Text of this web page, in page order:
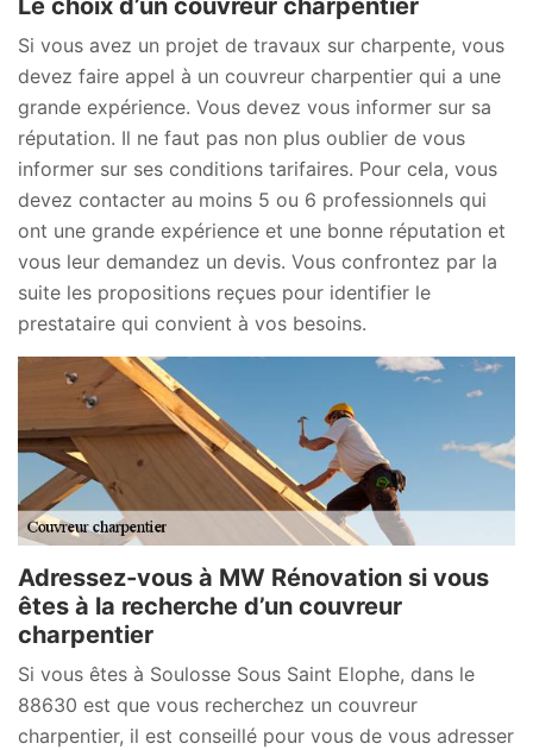
Le choix d’un couvreur charpentier
Si vous avez un projet de travaux sur charpente, vous
devez faire appel à un couvreur charpentier qui a une
grande expérience. Vous devez vous informer sur sa
réputation. Il ne faut pas non plus oublier de vous
informer sur ses conditions tarifaires. Pour cela, vous
devez contacter au moins 5 ou 6 professionnels qui
ont une grande expérience et une bonne réputation et
vous leur demandez un devis. Vous confrontez par la
suite les propositions reçues pour identifier le
prestataire qui convient à vos besoins.
Adressez-vous à MW Rénovation si vous
êtes à la recherche d’un couvreur
charpentier
Si vous êtes à Soulosse Sous Saint Elophe, dans le
88630 est que vous recherchez un couvreur
charpentier, il est conseillé pour vous de vous adresser